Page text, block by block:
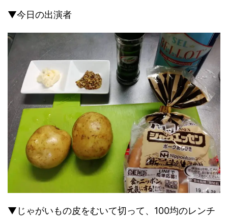
▼今日の出演者
▼じゃがいもの皮をむいて切って、100均のレンチ